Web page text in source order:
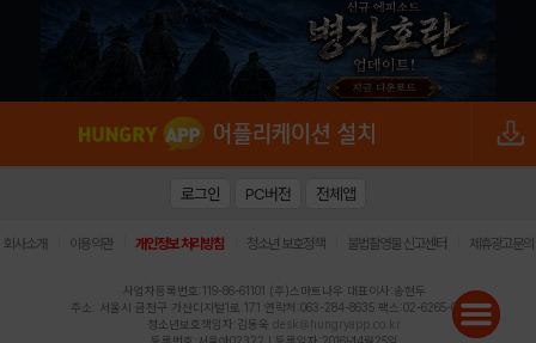
로그인 PC버전 전체앱
회사소개 이용약관 개인정보 처리방침 청소년 보호정책 불법촬영물 신고센터 제휴광고문의
사업자등록번호:119-86-61101 (주)스마트나우 대표이사:송현두
주소: 서울시 금천구 가산디지털1로 171 연락처:063-284-8635 팩스:02-6265-0377
청소년보호책임자:김동욱 desk@hungryapp.co.kr